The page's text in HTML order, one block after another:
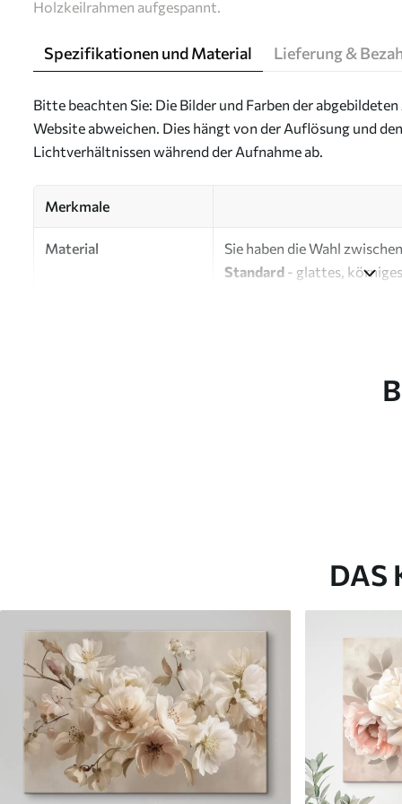
Holzkeilrahmen aufgespannt.
Spezifikationen und Material Lieferung &
Bitte beachten Sie: Die Bilder und Farben der
Website abweichen. Dies hängt von der Auflösung und
Lichtverhältnissen während der Aufnahme ab.
Merkmale
Material
Sie haben die Wahl
Standard - glattes,
✓Lebendige, satte Farben
✓Lichtecht
✓Sichere, geruchlose Tinten
✗Leinwandähnliche Oberfläche
✗Umweltfreundlich
Künstliche
✓
✓
✓ Sichere, geruchlose
✓ Leinwandähnliche
✗ Umweltfreundlich
DAS